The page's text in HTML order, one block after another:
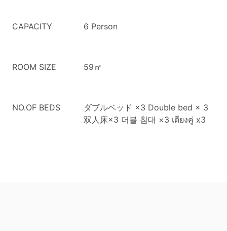
CAPACITY 6 Person
ROOM SIZE 59㎡
NO.OF BEDS ダブルベッド ×3 Double bed × 3
双人床×3 더블 침대 ×3 เตียงคู่ x3